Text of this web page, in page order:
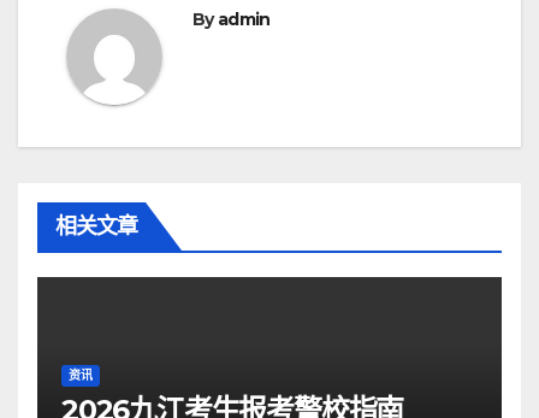
Byadmin
相关文章
资讯
2026九江考生报考警校指南